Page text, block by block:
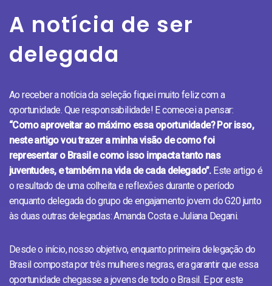
A notícia de ser
delegada
Ao receber a notícia da seleção fiquei muito feliz com a
oportunidade. Que responsabilidade! E comecei a pensar:
“Como aproveitar ao máximo essa oportunidade? Por isso,
neste artigo vou trazer a minha visão de como foi
representar o Brasil e como isso impacta tanto nas
juventudes, e também na vida de cada delegado”.Este artigo é
o resultado de uma colheita e reflexões durante o período
enquanto delegada do grupo de engajamento jovem do G20 junto
às duas outras delegadas: Amanda Costa e Juliana Degani.
Desde o início, nosso objetivo, enquanto primeira delegação do
Brasil composta por três mulheres negras, era garantir que essa
oportunidade chegasse a jovens de todo o Brasil. E por este